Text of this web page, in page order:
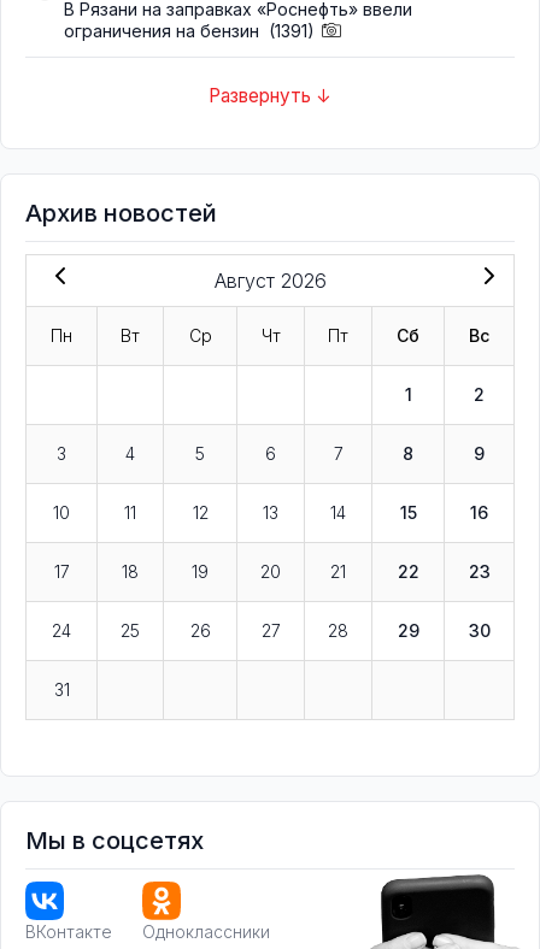
В Рязани на заправках «Роснефть» ввели
ограничения на бензин (1391)
Развернуть ↓
Архив новостей
Август 2026
Пн Вт Ср Чт Пт Сб Вс
1 2
3 4 5 6 7 8 9
10 11 12 13 14 15 16
17 18 19 20 21 22 23
24 25 26 27 28 29 30
31
Мы в соцсетях
ВКонтакте Одноклассники